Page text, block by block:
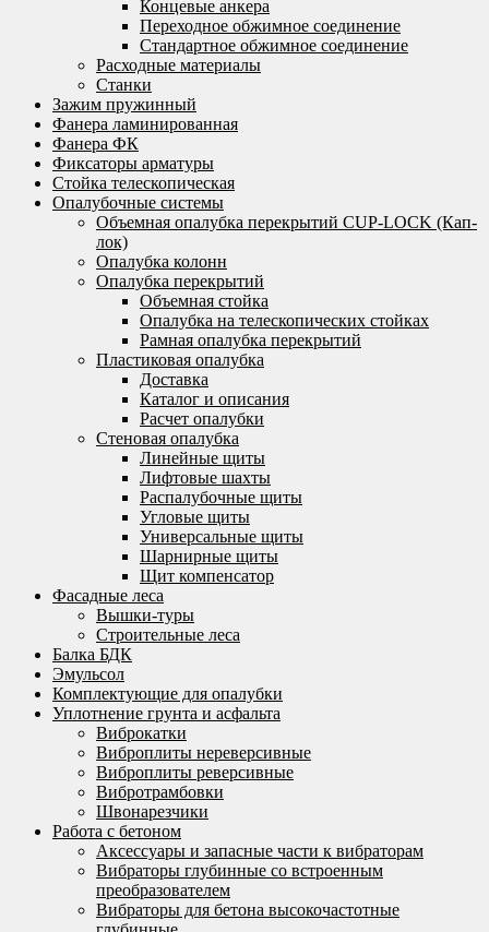
Концевые анкера
Переходное обжимное соединение
Стандартное обжимное соединение
Расходные материалы
Станки
Зажим пружинный
Фанера ламинированная
Фанера ФК
Фиксаторы арматуры
Стойка телескопическая
Опалубочные системы
Объемная опалубка перекрытий CUP-LOCK (Кап-
лок)
Опалубка колонн
Опалубка перекрытий
Объемная стойка
Опалубка на телескопических стойках
Рамная опалубка перекрытий
Пластиковая опалубка
Доставка
Каталог и описания
Расчет опалубки
Стеновая опалубка
Линейные щиты
Лифтовые шахты
Распалубочные щиты
Угловые щиты
Универсальные щиты
Шарнирные щиты
Щит компенсатор
Фасадные леса
Вышки-туры
Строительные леса
Балка БДК
Эмульсол
Комплектующие для опалубки
Уплотнение грунта и асфальта
Виброкатки
Виброплиты нереверсивные
Виброплиты реверсивные
Вибротрамбовки
Швонарезчики
Работа с бетоном
Аксессуары и запасные части к вибраторам
Вибраторы глубинные со встроенным
преобразователем
Вибраторы для бетона высокочастотные